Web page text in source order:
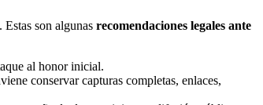
son algunas recomendaciones legales ante
al honor inicial.
conservar capturas completas, enlaces,